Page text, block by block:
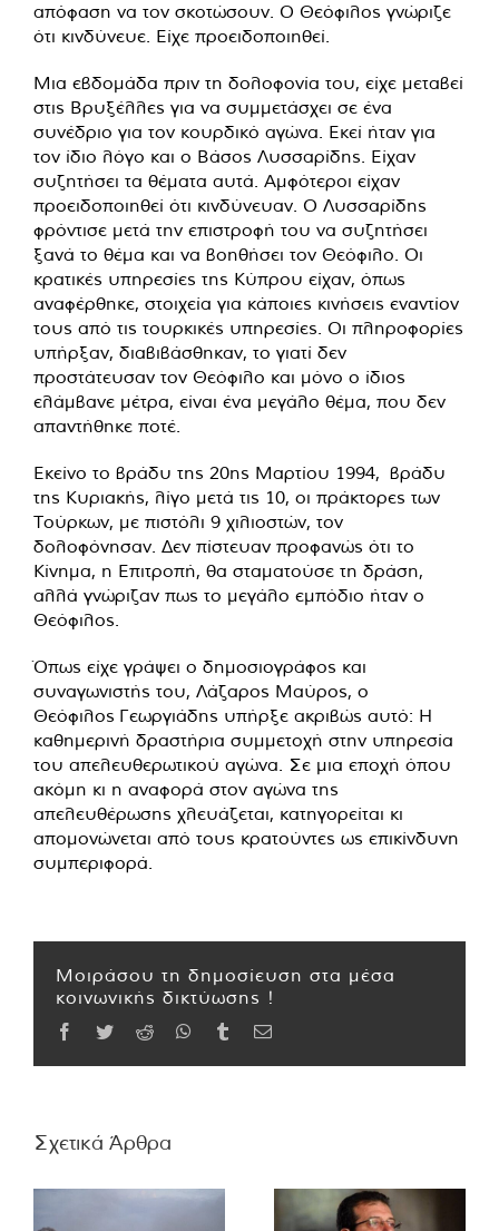
απόφαση να τον σκοτώσουν. Ο Θεόφιλος γνώριζε
ότι κινδύνευε. Είχε προειδοποιηθεί.
Μια εβδομάδα πριν τη δολοφονία του, είχε μεταβεί
στις Βρυξέλλες για να συμμετάσχει σε ένα
συνέδριο για τον κουρδικό αγώνα. Εκεί ήταν για
τον ίδιο λόγο και ο Βάσος Λυσσαρίδης. Είχαν
συζητήσει τα θέματα αυτά. Αμφότεροι είχαν
προειδοποιηθεί ότι κινδύνευαν. Ο Λυσσαρίδης
φρόντισε μετά την επιστροφή του να συζητήσει
ξανά το θέμα και να βοηθήσει τον Θεόφιλο. Οι
κρατικές υπηρεσίες της Κύπρου είχαν, όπως
αναφέρθηκε, στοιχεία για κάποιες κινήσεις εναντίον
τους από τις τουρκικές υπηρεσίες. Οι πληροφορίες
υπήρξαν, διαβιβάσθηκαν, το γιατί δεν
προστάτευσαν τον Θεόφιλο και μόνο ο ίδιος
ελάμβανε μέτρα, είναι ένα μεγάλο θέμα, που δεν
απαντήθηκε ποτέ.
Εκείνο το βράδυ της 20ης Μαρτίου 1994, βράδυ
της Κυριακής, λίγο μετά τις 10, οι πράκτορες των
Τούρκων, με πιστόλι 9 χιλιοστών, τον
δολοφόνησαν. Δεν πίστευαν προφανώς ότι το
Κίνημα, η Επιτροπή, θα σταματούσε τη δράση,
αλλά γνώριζαν πως το μεγάλο εμπόδιο ήταν ο
Θεόφιλος.
Όπως είχε γράψει ο δημοσιογράφος και
συναγωνιστής του, Λάζαρος Μαύρος, ο
Θεόφιλος Γεωργιάδης υπήρξε ακριβώς αυτό: Η
καθημερινή δραστήρια συμμετοχή στην υπηρεσία
του απελευθερωτικού αγώνα. Σε μια εποχή όπου
ακόμη κι η αναφορά στον αγώνα της
απελευθέρωσης χλευάζεται, κατηγορείται κι
απομονώνεται από τους κρατούντες ως επικίνδυνη
συμπεριφορά.
Μοιράσου τη δημοσίευση στα μέσα
κοινωνικής δικτύωσης !
Facebook
TwitterReddit WhatsApp
TumblrEmail
Σχετικά Άρθρα